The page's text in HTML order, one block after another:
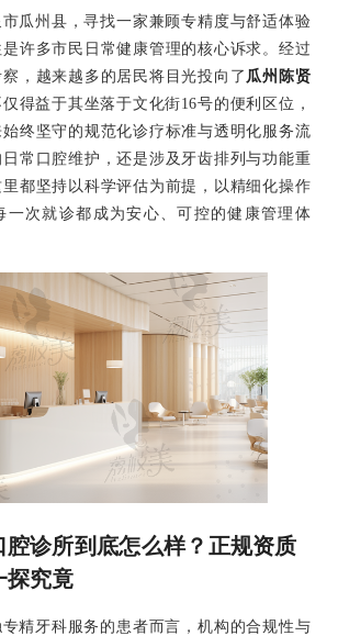
瓜州县，寻找一家兼顾专精度与舒适体验
许多市民日常健康管理的核心诉求。经过
，越来越多的居民将目光投向了 瓜州陈贤
仅得益于其坐落于文化街16号的便利区位，
终坚守的规范化诊疗标准与透明化服务流
常口腔维护，还是涉及牙齿排列与功能重
都坚持以科学评估为前提，以精细化操作
一次就诊都成为安心、可控的健康管理体
腔诊所到底怎么样？正规资质
探究竟
精牙科服务的患者而言，机构的合规性与